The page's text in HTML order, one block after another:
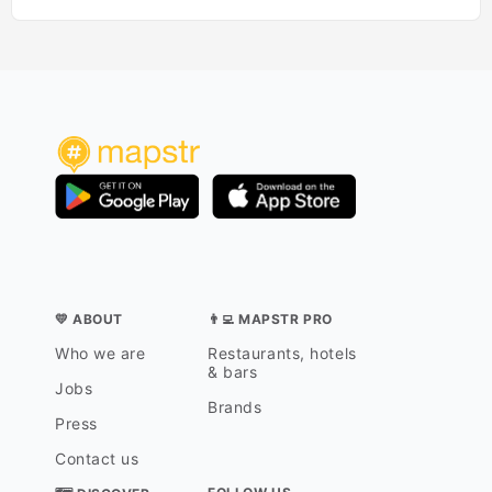
💛 ABOUT
Who we are
Jobs
Press
Contact us
👨‍💻 MAPSTR PRO
Restaurants, hotels
& bars
Brands